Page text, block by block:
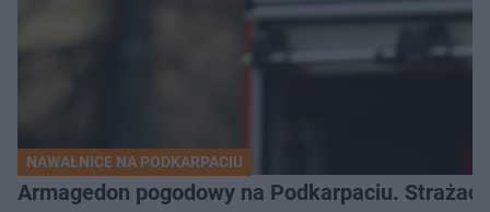
NAWAŁNICE NA PODKARPACIU
Armagedon pogodowy na Podkarpaciu.